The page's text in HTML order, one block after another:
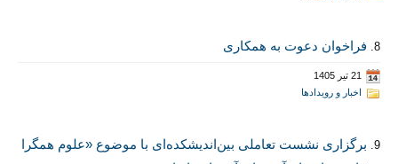
8. فراخوان دعوت به همکاری
21 تیر 1405
اخبار و رویدادها
9.
برگزاری نشست تعاملی بین‌اندیشکده‌ای با موضوع «علوم همگرا